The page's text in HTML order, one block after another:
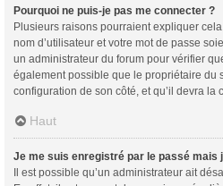
Pourquoi ne puis-je pas me connecter ?
Plusieurs raisons pourraient expliquer
nom d’utilisateur et votre mot de passe
un administrateur du forum pour vérifier
également possible que le propriétaire du
configuration de son côté, et qu’il devra la
Haut
Je me suis enregistré par le passé mais
Il est possible qu’un administrateur ait